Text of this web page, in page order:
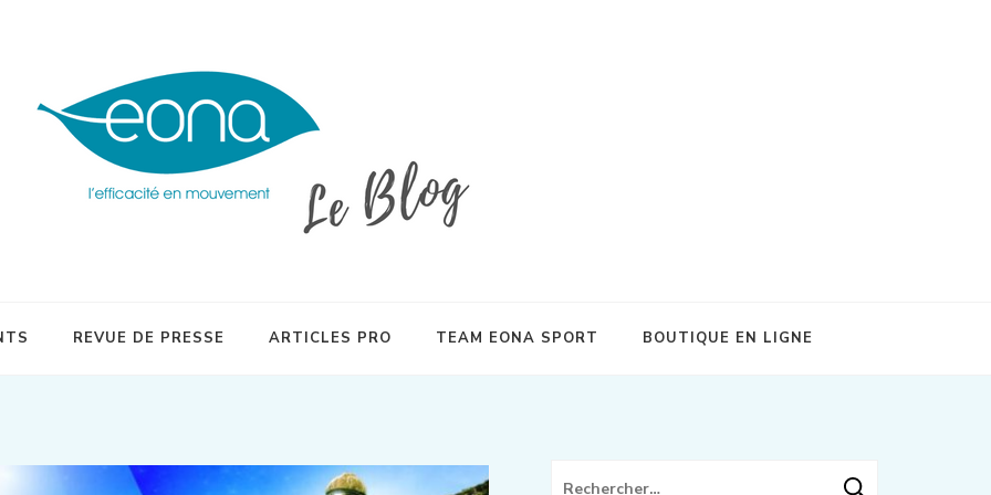
REVUE DE PRESSE ARTICLES PRO TEAM EONA SPORT BOUTIQUE EN LIGNE
Rechercher :